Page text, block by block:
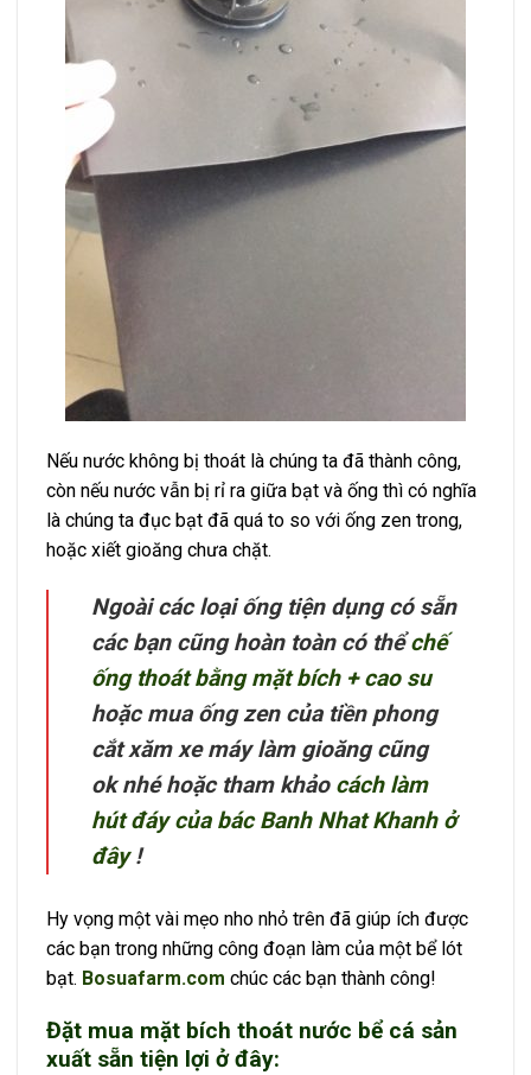
Nếu nước không bị thoát là chúng ta đã thành công,
còn nếu nước vẫn bị rỉ ra giữa bạt và ống thì có nghĩa
là chúng ta đục bạt đã quá to so với ống zen trong,
hoặc xiết gioăng chưa chặt.
Ngoài các loại ống tiện dụng có sẵn
các bạn cũng hoàn toàn có thểchế
ống thoát bằng mặt bích + cao su
hoặc mua ống zen của tiền phong
cắt xăm xe máy làm gioăng cũng
ok nhé hoặc tham khảo cách làm
hút đáy của bác Banh Nhat Khanh ở
đây!
Hy vọng một vài mẹo nho nhỏ trên đã giúp ích được
các bạn trong những công đoạn làm của một bể lót
bạt. Bosuafarm.com chúc các bạn thành công!
Đặt mua mặt bích thoát nước bể cá sản
xuất sẵn tiện lợi ở đây: